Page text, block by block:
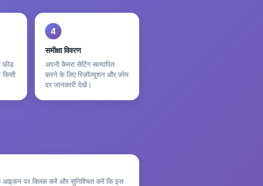
फ़ीड
किसी
4
समीक्षा विवरण
अपनी कैमरा सेटिंग सत्यापित
करने के लिए रिज़ॉल्यूशन और फ़्रेम
दर जानकारी देखें।
आइकन पर क्लिक करें और सुनिश्चित करें कि इस